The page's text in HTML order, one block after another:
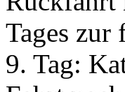
Tages zur
9. Tag: